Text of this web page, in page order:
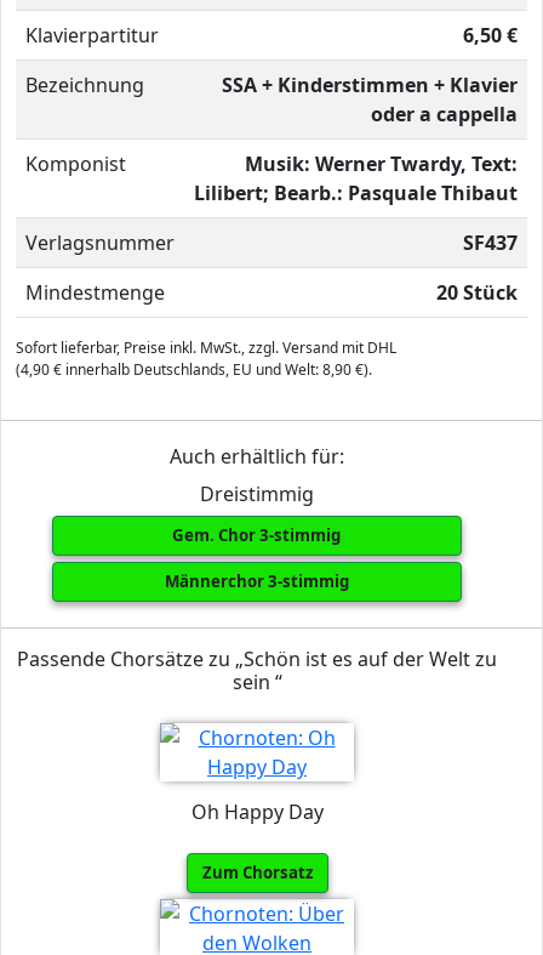
Klavierpartitur
6,50 €
Bezeichnung
SSA + Kinderstimmen + Klavier
oder a cappella
Komponist
Musik: Werner Twardy, Text:
Lilibert; Bearb.: Pasquale Thibaut
Verlagsnummer
SF437
Mindestmenge
20 Stück
Sofort lieferbar, Preise inkl. MwSt., zzgl. Versand mit DHL
(4,90 € innerhalb Deutschlands, EU und Welt: 8,90 €).
Auch erhältlich für:
Dreistimmig
Gem. Chor 3-stimmig
Männerchor 3-stimmig
Passende Chorsätze zu „Schön ist es auf der Welt zu
sein “
Oh Happy Day
Zum Chorsatz